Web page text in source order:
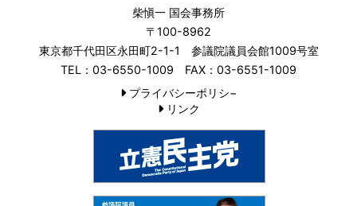
柴愼一 国会事務所
〒100-8962
東京都千代田区永田町2-1-1 参議院議員会館1009号室
TEL：03-6550-1009 FAX：03-6551-1009
プライバシーポリシ−
リンク